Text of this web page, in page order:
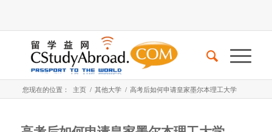
您现在的位置： 主页 / 其他大学 / 高考后如何申请皇家墨尔本理工大学